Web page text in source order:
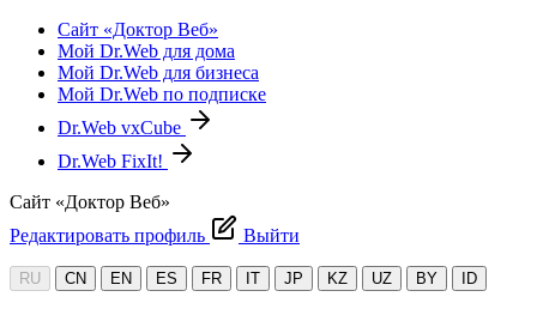
Сайт «Доктор Веб»
Мой Dr.Web для дома
Мой Dr.Web для бизнеса
Мой Dr.Web по подписке
Dr.Web vxCube
Dr.Web FixIt!
Сайт «Доктор Веб»
Редактировать профиль
Выйти
RU CN EN ES FR IT JP KZ UZ BY ID